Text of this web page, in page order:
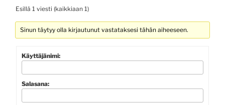
Esillä 1 viesti (kaikkiaan 1)
Sinun täytyy olla kirjautunut vastataksesi tähän aiheeseen.
Käyttäjänimi:
Salasana: